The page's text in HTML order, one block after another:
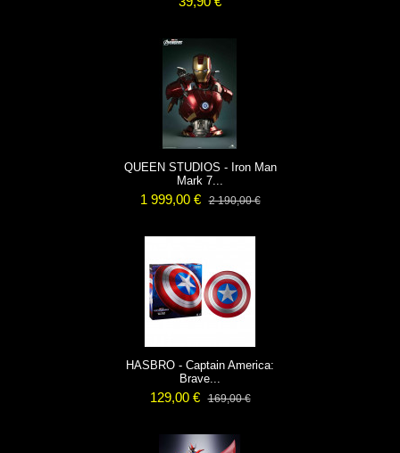
QUEEN STUDIOS - Iron Man
Mark 7...
1 999,00 € 2 190,00 €
HASBRO - Captain America:
Brave...
129,00 € 169,00 €